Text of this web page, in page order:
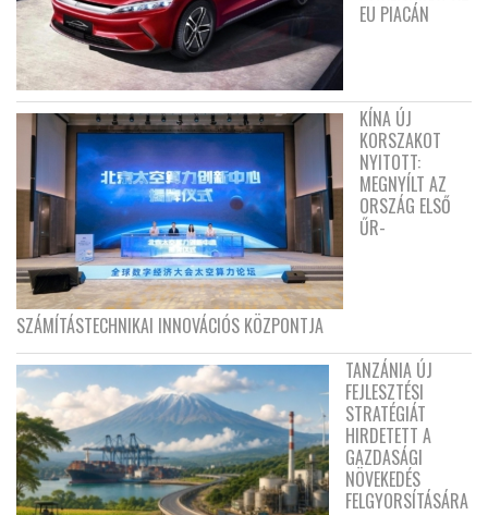
EU PIACÁN
KÍNA ÚJ
KORSZAKOT
NYITOTT:
MEGNYÍLT AZ
ORSZÁG ELSŐ
ŰR-
SZÁMÍTÁSTECHNIKAI INNOVÁCIÓS KÖZPONTJA
TANZÁNIA ÚJ
FEJLESZTÉSI
STRATÉGIÁT
HIRDETETT A
GAZDASÁGI
NÖVEKEDÉS
FELGYORSÍTÁSÁRA